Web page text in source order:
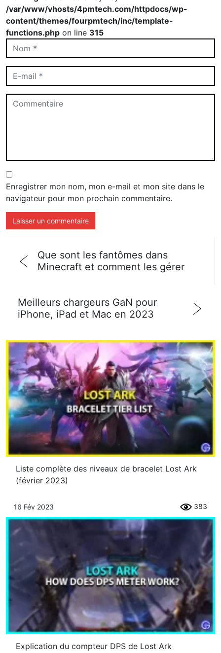
/var/www/vhosts/4pmtech.com/httpdocs/wp-
content/themes/fourpmtech/inc/template-
functions.php on line 315
Enregistrer mon nom, mon e-mail et mon site dans le
navigateur pour mon prochain commentaire.
Que sont les fantômes dans
Minecraft et comment les gérer
Meilleurs chargeurs GaN pour
iPhone, iPad et Mac en 2023
Liste complète des niveaux de bracelet Lost Ark
(février 2023)
16 Fév 2023 383
Explication du compteur DPS de Lost Ark